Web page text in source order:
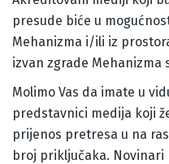
presude biće u
Mehanizma i/ili iz
izvan zgrade Mehanizma
Molimo Vas da imate u
predstavnici medija koji
prijenos pretresa u na
broj priključaka. Novinari